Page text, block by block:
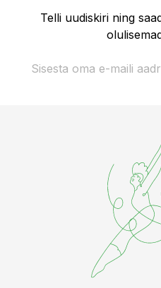
Telli uudiskiri ning